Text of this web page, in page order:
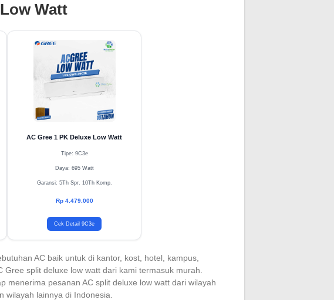
Watt
AC Gree 1 PK Deluxe Low Watt
Tipe: 9C3e
Daya: 695 Watt
Garansi: 5Th Spr. 10Th Komp.
Rp 4.479.000
Cek Detail 9C3e
AC baik untuk di kantor, kost, hotel, kampus,
split deluxe low watt dari kami termasuk murah.
menerima pesanan AC split deluxe low watt dari wilayah
wilayah lainnya di Indonesia.